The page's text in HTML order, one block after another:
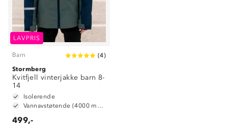
LAVPRIS
Barn (4)
Stormberg
Kvitfjell vinterjakke barn 8-
14
Isolerende
Vannavstøtende (4000 mm vannsøyle)
499,-
Kontakt oss
Konkurransevinnere
Kundeklubb
Om Stormberg
Verdigrunnlag
Etisk handel
Dyreetikk
1% til samfunnet
Trelagsprinsippet barn
Alt du trenger til Norgesferien
Dette trenger du til barnehagen
Gravidklær